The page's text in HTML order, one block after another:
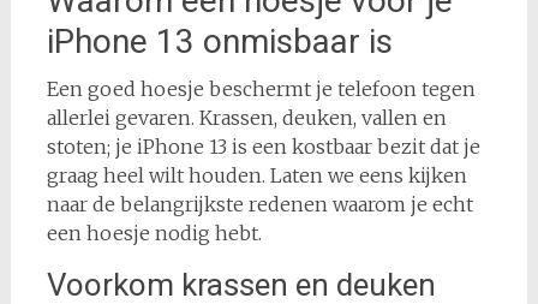
iPhone 13 onmisbaar is
Een goed hoesje beschermt je telefoon tegen
allerlei gevaren. Krassen, deuken, vallen en
stoten; je iPhone 13 is een kostbaar bezit dat je
graag heel wilt houden. Laten we eens kijken
naar de belangrijkste redenen waarom je echt
een hoesje nodig hebt.
Voorkom krassen en deuken